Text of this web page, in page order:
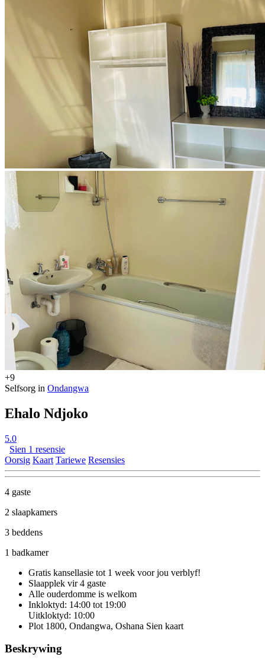
+9
Selfsorg in Ondangwa
Ehalo Ndjoko
5.0
Sien 1 resensie
Oorsig Kaart Tariewe Resensies
4 gaste
2 slaapkamers
3 beddens
1 badkamer
Gratis kansellasie tot 1 week voor jou verblyf!
Slaapplek vir 4 gaste
Alle ouderdomme is welkom
Inkloktyd: 14:00 tot 19:00
Uitkloktyd: 10:00
Plot 1800, Ondangwa, Oshana Sien kaart
Beskrywing